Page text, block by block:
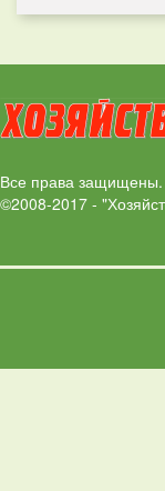
Все права защищены.
©2008-2017 -